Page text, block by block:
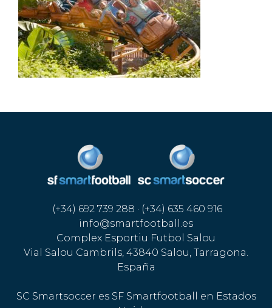
(+34) 692 739 288 · (+34) 635 460 916
info@smartfootball.es
Complex Esportiu Futbol Salou
Vial Salou Cambrils, 43840 Salou, Tarragona.
España
SC Smartsoccer es SF Smartfootball en Estados